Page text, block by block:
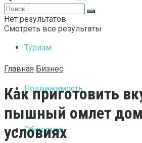
Интернет
Туризм
Недвижимость
Общество
Нет результатов
Смотреть все результаты
Главная Бизнес
Как приготовить
пышный омлет
условиях